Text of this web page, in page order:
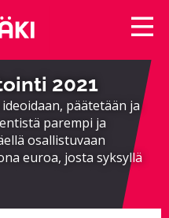
2021
päätetään ja
parempi ja
osallistuvaan
euroa, josta syksyllä